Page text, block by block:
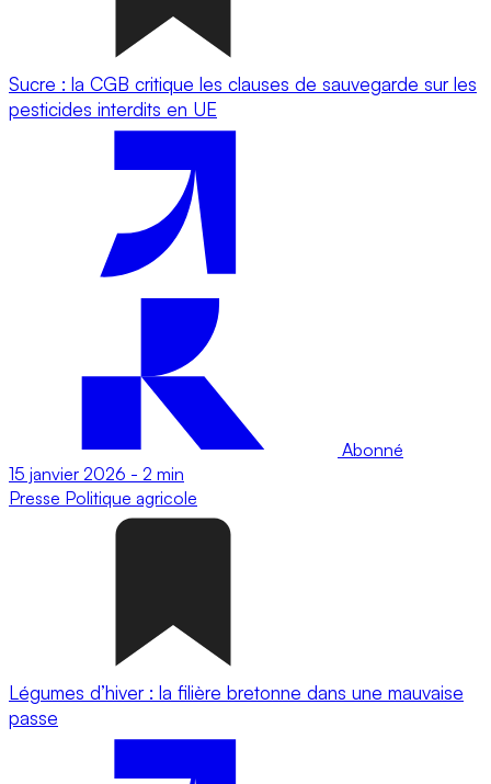
Sucre : la CGB critique les clauses de sauvegarde sur les
pesticides interdits en UE
Abonné
15 janvier 2026 - 2 min
Presse Politique agricole
Légumes d’hiver : la filière bretonne dans une mauvaise
passe